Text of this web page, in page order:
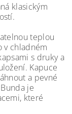
klasickým
teplou
v chladném
s druky a
Kapuce
a pevné
je
které